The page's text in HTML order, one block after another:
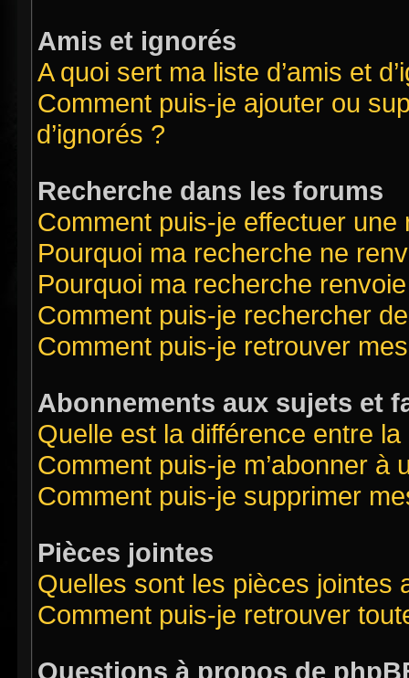
Amis et ignorés
A quoi sert ma liste d’amis et
Comment puis-je ajouter ou
d’ignorés ?
Recherche dans les forums
Comment puis-je effectuer
Pourquoi ma recherche ne
Pourquoi ma recherche
Comment puis-je rechercher
Comment puis-je retrouver
Abonnements aux sujets et
Quelle est la différence entre
Comment puis-je m’abonner
Comment puis-je supprimer
Pièces jointes
Quelles sont les pièces jointes
Comment puis-je retrouver
Questions à propos de